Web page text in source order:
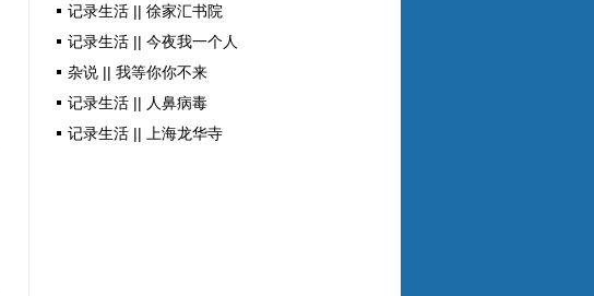
记录生活 || 徐家汇书院
记录生活 || 今夜我一个人
杂说 || 我等你你不来
记录生活 || 人鼻病毒
记录生活 || 上海龙华寺